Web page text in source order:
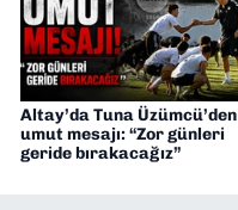
Altay’da Tuna Üzümcü’den
umut mesajı: “Zor günleri
geride bırakacağız”